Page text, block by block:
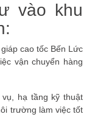
vào khu
cao tốc Bến Lức
vận chuyển hàng
hạ tầng kỹ thuật
trường làm việc tốt